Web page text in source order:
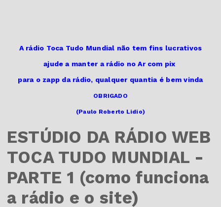
A rádio Toca Tudo Mundial não tem fins lucrativos
ajude a manter a rádio no Ar com pix
para o zapp da rádio, qualquer quantia é bem vinda
OBRIGADO
(Paulo Roberto Lidio)
ESTÚDIO DA RÁDIO WEB
TOCA TUDO MUNDIAL -
PARTE 1 (como funciona
a rádio e o site)